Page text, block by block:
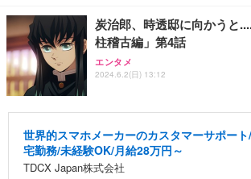
炭治郎、時透邸に向かうと
柱稽古編」第4話
エンタメ
2024.6.2(日) 13:12
世界的スマホメーカーのカスタマーサポー
宅勤務/未経験OK/月給28万円～
TDCX Japan株式会社